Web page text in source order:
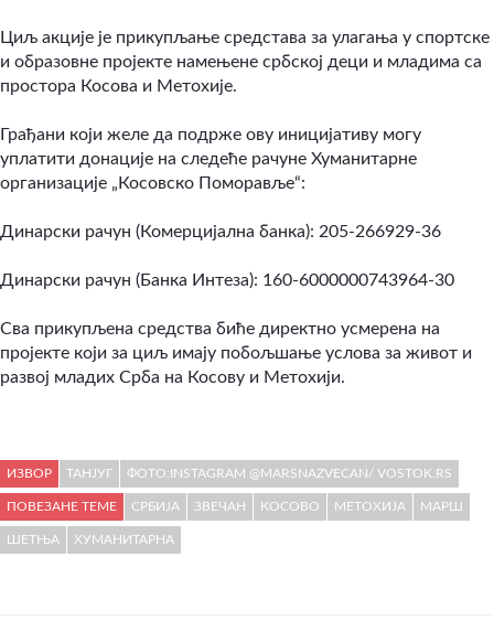
Циљ акције је прикупљање средстава за улагања у спортске
и образовне пројекте намењене србској деци и младима са
простора Косова и Метохије.
Грађани који желе да подрже ову иницијативу могу
уплатити донације на следеће рачуне Хуманитарне
организације „Косовско Поморавље“:
Динарски рачун (Комерцијална банка): 205-266929-36
Динарски рачун (Банка Интеза): 160-6000000743964-30
Сва прикупљена средства биће директно усмерена на
пројекте који за циљ имају побољшање услова за живот и
развој младих Срба на Косову и Метохији.
ИЗВОР ТАНЈУГ ФОТО:INSTAGRAM @MARSNAZVECAN/ VOSTOK.RS
ПОВЕЗАНЕ ТЕМЕ СРБИЈА ЗВЕЧАН КОСОВО МЕТОХИЈА МАРШ
ШЕТЊА ХУМАНИТАРНА